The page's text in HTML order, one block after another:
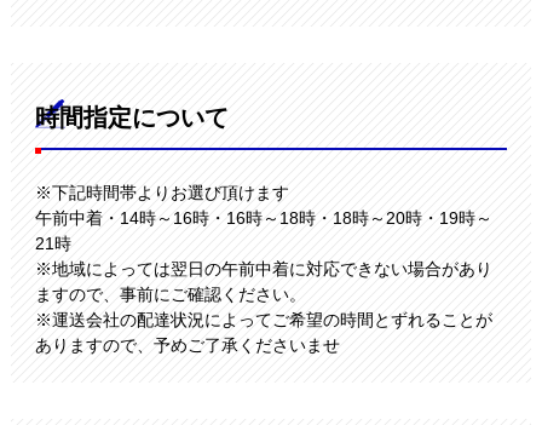
時間指定について
※下記時間帯よりお選び頂けます
午前中着・14時～16時・16時～18時・18時～20時・19時～
21時
※地域によっては翌日の午前中着に対応できない場合があり
ますので、事前にご確認ください。
※運送会社の配達状況によってご希望の時間とずれることが
ありますので、予めご了承くださいませ